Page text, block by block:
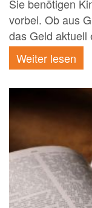
Sie benötigen
vorbei. Ob aus
das Geld aktuell
Weiter lesen